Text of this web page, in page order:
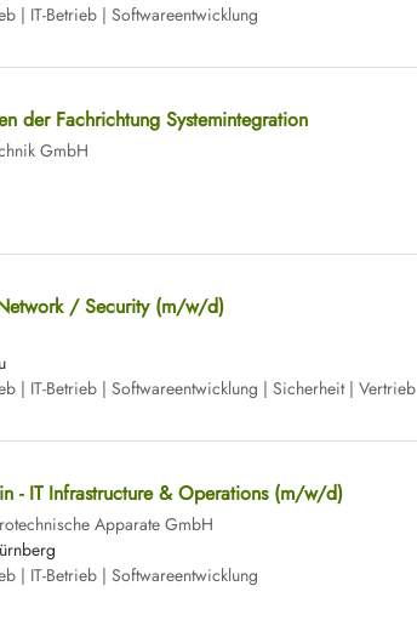
| IT-Betrieb | Softwareentwicklung
der Fachrichtung Systemintegration
GmbH
/ Security (m/w/d)
| IT-Betrieb | Softwareentwicklung | Sicherheit | Vertrieb
- IT Infrastructure & Operations (m/w/d)
Apparate GmbH
| IT-Betrieb | Softwareentwicklung